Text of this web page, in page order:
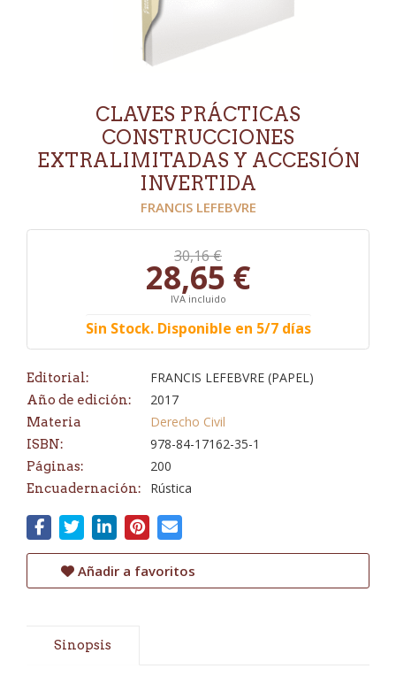
CLAVES PRÁCTICAS
CONSTRUCCIONES
EXTRALIMITADAS Y ACCESIÓN
INVERTIDA
FRANCIS LEFEBVRE
30,16 €
28,65 €
IVA incluido
Sin Stock. Disponible en 5/7 días
Editorial: FRANCIS LEFEBVRE (PAPEL)
Año de edición: 2017
Materia Derecho Civil
ISBN: 978-84-17162-35-1
Páginas: 200
Encuadernación: Rústica
Añadir a favoritos
Sinopsis